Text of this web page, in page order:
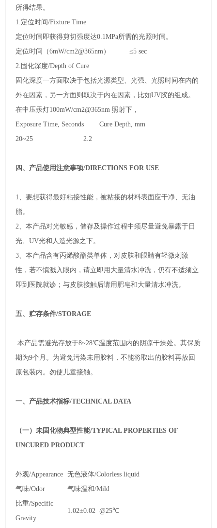
所得结果。
1. 定位时间/Fixture Time
定位时间即获得剪切强度达0.1MPa所需的光照时间。
定位时间（6mW/cm2@365nm ）
≤5 sec
2. 固化深度/Depth of Cure
固化深度一方面取决于包括光源类型、光强、光照时间在内的
外在因素，另一方面则取决于内在因素，比如UV胶的组成。
在中压汞灯100mW/cm2@365nm 照射下，
Exposure Time, Seconds Cure Depth, mm
20~25 2.2
四、产品使用注意事项/DIRECTIONS FOR USE
1
、要想获得最好粘接性能，被粘接的材料表面应干净、无油
脂。
2 、本产品对光敏感，储存及操作过程中须尽量避免暴露于日
光、UV光和人造光源之下。
3 、本产品含有丙烯酸酯类单体，对皮肤和眼睛有轻微刺激
性，若不慎溅入眼内，请立即用大量清水冲洗，仍有不适须立
即到医院就诊；与皮肤接触后请用肥皂和大量清水冲洗。
五、贮存条件/STORAGE
本产品需避光存放于8~28℃温度范围内的阴凉干燥处。其保质
期为9个月。为避免污染未用胶料，不能将取出的胶料再放回
原包装内。勿使儿童接触。
一、产品技术指标/TECHNICAL DATA
（一）未固化物典型性能/TYPICAL PROPERTIES OF
UNCURED PRODUCT
外观/Appearance 无色液体/Colorless liquid
气味/Odor 气味温和/Mild
比重/Specific
Gravity
1.02±0.02 @25℃